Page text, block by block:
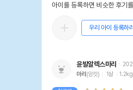
아이를 등록하면 비슷한 후기
우리 아이 등록하
윤발알렉스마리
마리(암컷) 1살 1.2kg